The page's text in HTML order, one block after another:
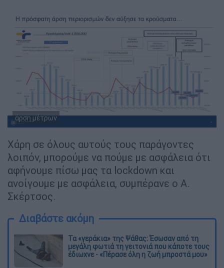
άρση μέτρων
Χάρη σε όλους αυτούς τους παράγοντες
λοιπόν, μπορούμε να πούμε με ασφάλεια ότι
αφήνουμε πίσω μας τα lockdown και
ανοίγουμε με ασφάλεια, συμπέρανε ο Α.
Σκέρτσος.
Διαβάστε ακόμη
Τα «γεράκια» της Ψάθας: Έσωσαν από τη
μεγάλη φωτιά τη γειτονιά που κάποτε τους
έδιωχνε - «Πέρασε όλη η ζωή μπροστά μου»